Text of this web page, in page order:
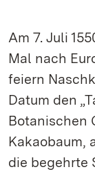
Am 7. Juli
Mal nach
feiern
Datum den
Botanischen
Kakaobaum,
die begehrte